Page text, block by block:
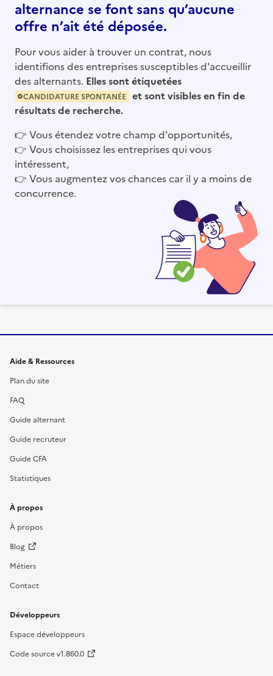
alternance se font sans qu’aucune
offre n’ait été déposée.
Pour vous aider à trouver un contrat, nous
identifions des entreprises susceptibles d'accueillir
des alternants. Elles sont étiquetées
CANDIDATURE SPONTANÉE
et sont visibles en fin de
résultats de recherche.
👉 Vous étendez votre champ d'opportunités,
👉 Vous choisissez les entreprises qui vous
intéressent,
👉 Vous augmentez vos chances car il y a moins de
concurrence.
Informations et liens du site
Aide & Ressources
Plan du site
FAQ
Guide alternant
Guide recruteur
Guide CFA
Statistiques
À propos
À propos
Blog
Métiers
Contact
Développeurs
Espace développeurs
Code source v1.860.0